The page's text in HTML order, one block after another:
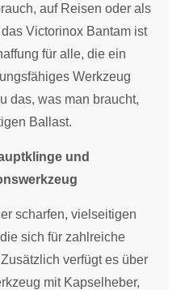
auf Reisen oder als
Victorinox Bantam ist
für alle, die ein
Werkzeug
das, was man braucht,
Ballast.
und
scharfen, vielseitigen
sich für zahlreiche
verfügt es über
mit Kapselheber,